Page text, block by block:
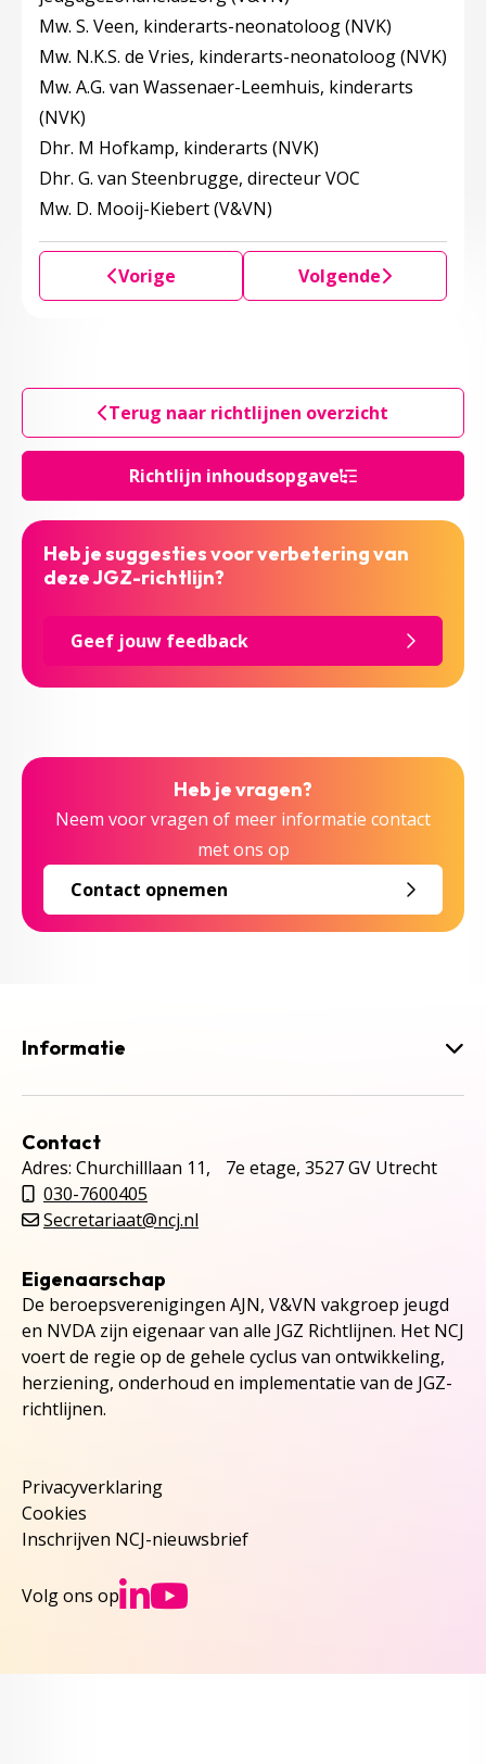
Richtlijn inhoudsopgave
Mw. S. Veen, kinderarts-neonatoloog (NVK)
Mw. N.K.S. de Vries, kinderarts-neonatoloog (NVK)
Mw. A.G. van Wassenaer-Leemhuis, kinderarts
(NVK)
Dhr. M Hofkamp, kinderarts (NVK)
Dhr. G. van Steenbrugge, directeur VOC
Mw. D. Mooij-Kiebert (V&VN)
Vorige Volgende
Terug naar richtlijnen overzicht
Heb je suggesties voor verbetering van
deze JGZ-richtlijn?
Geef jouw feedback
Heb je vragen?
Neem voor vragen of meer informatie contact
met ons op
Contact opnemen
Informatie
Contact
Adres: Churchilllaan 11, 7e etage, 3527 GV Utrecht
030-7600405
Secretariaat@ncj.nl
Eigenaarschap
De beroepsverenigingen AJN, V&VN vakgroep jeugd
en NVDA zijn eigenaar van alle JGZ Richtlijnen. Het NCJ
voert de regie op de gehele cyclus van ontwikkeling,
herziening, onderhoud en implementatie van de JGZ-
richtlijnen.
Privacyverklaring
Cookies
Inschrijven NCJ-nieuwsbrief
Volg ons op Ga naar NCJs